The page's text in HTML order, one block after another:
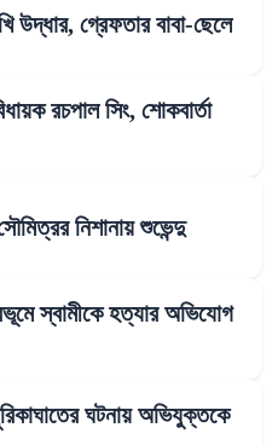
উদ্ধার, গ্রেফতার বাবা-ছেলে
রচপাল সিং, শোকবার্তা
নিশানায় শুভেন্দু
ঘটনায় অভিযুক্তকে